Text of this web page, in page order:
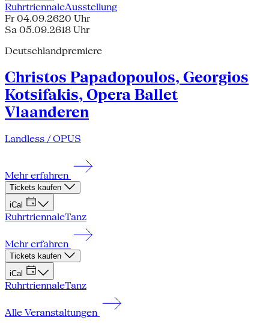
RuhrtriennaleAusstellung
Fr 04.09.2620 Uhr
Sa 05.09.2618 Uhr
Deutschlandpremiere
Christos Papadopoulos, Georgios
Kotsifakis, Opera Ballet
Vlaanderen
Landless / OPUS
Mehr erfahren
Tickets kaufen
iCal
RuhrtriennaleTanz
Mehr erfahren
Tickets kaufen
iCal
RuhrtriennaleTanz
Alle Veranstaltungen